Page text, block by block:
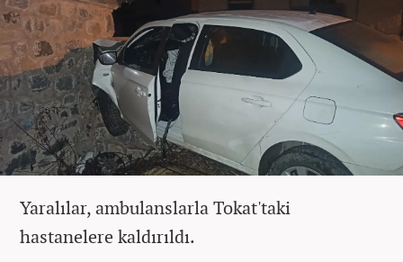
Yaralılar, ambulanslarla Tokat'taki
hastanelere kaldırıldı.